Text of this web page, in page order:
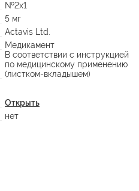
№2х1
5 мг
Actavis Ltd.
Медикамент
В соответствии с инструкцией
по медицинскому применению
(листком-вкладышем)
Открыть
нет